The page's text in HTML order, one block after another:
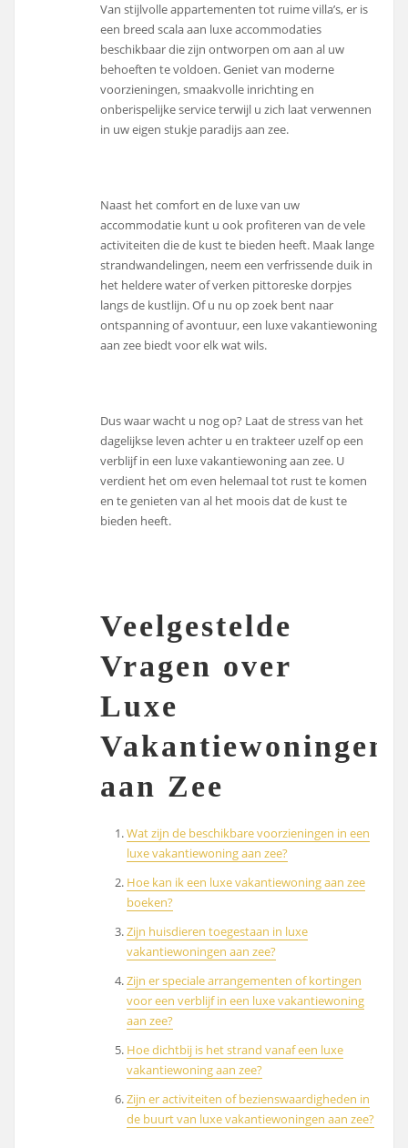
Van stijlvolle appartementen tot ruime villa’s, er is
een breed scala aan luxe accommodaties
beschikbaar die zijn ontworpen om aan al uw
behoeften te voldoen. Geniet van moderne
voorzieningen, smaakvolle inrichting en
onberispelijke service terwijl u zich laat verwennen
in uw eigen stukje paradijs aan zee.
Naast het comfort en de luxe van uw
accommodatie kunt u ook profiteren van de vele
activiteiten die de kust te bieden heeft. Maak lange
strandwandelingen, neem een verfrissende duik in
het heldere water of verken pittoreske dorpjes
langs de kustlijn. Of u nu op zoek bent naar
ontspanning of avontuur, een luxe vakantiewoning
aan zee biedt voor elk wat wils.
Dus waar wacht u nog op? Laat de stress van het
dagelijkse leven achter u en trakteer uzelf op een
verblijf in een luxe vakantiewoning aan zee. U
verdient het om even helemaal tot rust te komen
en te genieten van al het moois dat de kust te
bieden heeft.
Veelgestelde
Vragen over
Luxe
Vakantiewoningen
aan Zee
Wat zijn de beschikbare voorzieningen in een
luxe vakantiewoning aan zee?
Hoe kan ik een luxe vakantiewoning aan zee
boeken?
Zijn huisdieren toegestaan in luxe
vakantiewoningen aan zee?
Zijn er speciale arrangementen of kortingen
voor een verblijf in een luxe vakantiewoning
aan zee?
Hoe dichtbij is het strand vanaf een luxe
vakantiewoning aan zee?
Zijn er activiteiten of bezienswaardigheden in
de buurt van luxe vakantiewoningen aan zee?